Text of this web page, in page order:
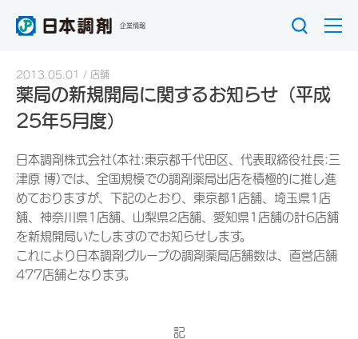
企業情報
2013.05.01 店舗
薬局の新規開局に関するお知らせ（平成
25年5月度）
日本調剤株式会社(本社:東京都千代田区、代表取締役社長:三
津原 博)では、全国規模での調剤薬局出店を積極的に推し進
めておりますが、下記のとおり、東京都1店舗、埼玉県1店
舗、神奈川県1店舗、山梨県2店舗、愛知県1店舗の計6店舗
を新規開局いたしますのでお知らせします。
これにより日本調剤グループの調剤薬局店舗数は、直営店舗
477店舗となります。
記